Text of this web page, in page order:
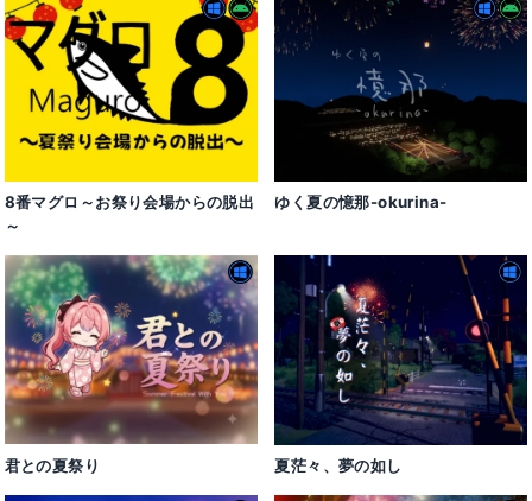
8番マグロ～お祭り会場からの脱出
～
ゆく夏の憶那-okurina-
君との夏祭り 夏茫々、夢の如し